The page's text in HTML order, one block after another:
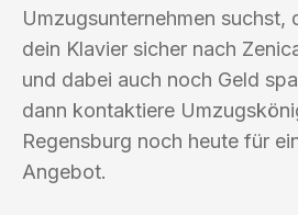
Umzugsunternehmen suchst,
dein Klavier sicher nach
und dabei auch noch Geld
dann kontaktiere
Regensburg noch heute für
Angebot.